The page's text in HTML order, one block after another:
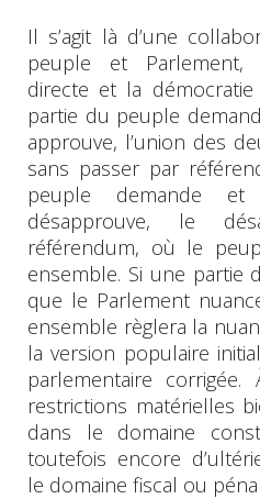
Il s’agit là d’une
peuple et
directe et la démocratie
partie du peuple
approuve, l’union des
sans passer par
peuple demande
désapprouve, le
référendum, où le
ensemble. Si une partie
que le Parlement
ensemble règlera la
la version populaire
parlementaire
restrictions matérielles
dans le domaine
toutefois encore
le domaine fiscal ou